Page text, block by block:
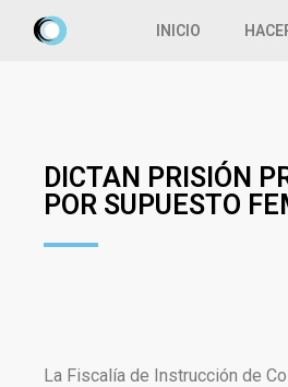
INICIO
DICTAN PRISIÓN
POR SUPUESTO
La Fiscalía de Instrucción de